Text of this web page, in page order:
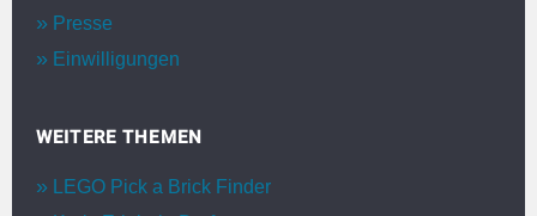
Presse
Einwilligungen
WEITERE THEMEN
LEGO Pick a Brick Finder